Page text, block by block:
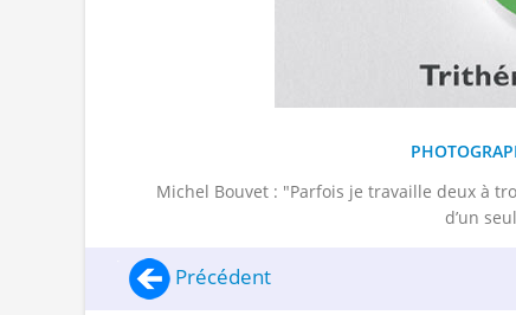
Michel Bouvet : "Parfois je travaille deux à
d’un
Précédent